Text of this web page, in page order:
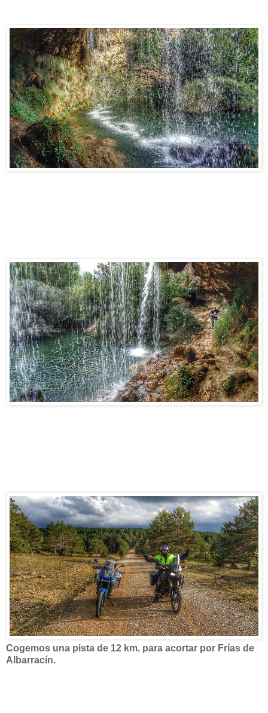
Cogemos una pista de 12 km. para acortar por Frías de
Albarracín.